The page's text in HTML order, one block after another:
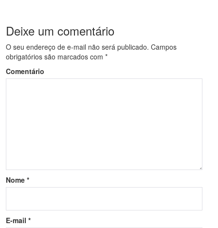
Deixe um comentário
O seu endereço de e-mail não será publicado. Campos
obrigatórios são marcados com *
Comentário
Nome *
E-mail *